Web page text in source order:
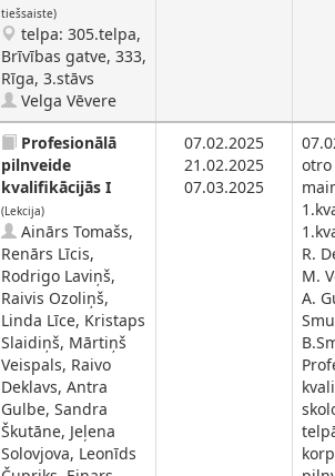
tiešsaiste)
telpa: 305.telpa,
Brīvības gatve, 333,
Rīga, 3.stāvs
Velga Vēvere
Profesionālā
pilnveide
kvalifikācijās I
(Lekcija)
Ainārs Tomašs,
Renārs Līcis,
Rodrigo Laviņš,
Raivis Ozoliņš,
Linda Līce, Kristaps
Slaidiņš, Mārtiņš
Veispals, Raivo
Deklavs, Antra
Gulbe, Sandra
Škutāne, Jeļena
Solovjova, Leonīds
07.02.2025
21.02.2025
07.03.2025
R.
M.
A.